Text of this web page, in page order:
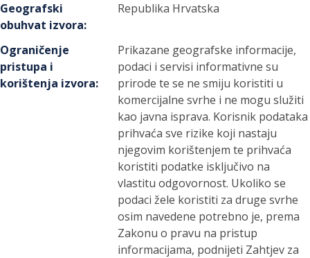
Geografski
obuhvat izvora:
Republika Hrvatska
Ograničenje
pristupa i
korištenja izvora:
Prikazane geografske informacije,
podaci i servisi informativne su
prirode te se ne smiju koristiti u
komercijalne svrhe i ne mogu služiti
kao javna isprava. Korisnik podataka
prihvaća sve rizike koji nastaju
njegovim korištenjem te prihvaća
koristiti podatke isključivo na
vlastitu odgovornost. Ukoliko se
podaci žele koristiti za druge svrhe
osim navedene potrebno je, prema
Zakonu o pravu na pristup
informacijama, podnijeti Zahtjev za